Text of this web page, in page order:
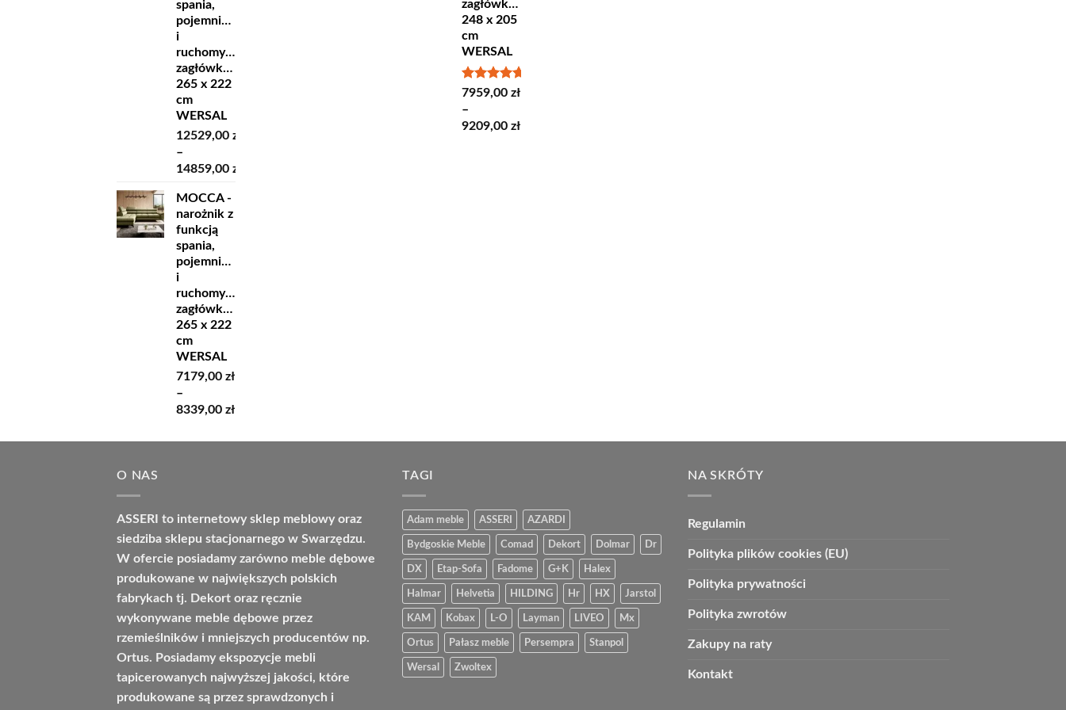
spania,
pojemnikiem
i
ruchomymi
zagłówkami
265 x 222
cm
WERSAL
12529,00 zł
–
14859,00 zł
cen:
od
12529,00 zł
do
14859,00 zł
MOCCA -
narożnik z
funkcją
spania,
pojemnikiem
i
ruchomymi
zagłówkami
265 x 222
cm
WERSAL
7179,00 zł
–
8339,00 złZakres
od
zagłówkami
248 x 205
cm
WERSAL
Oceniono
7959,00 zł
–
9209,00 złZakres
O NAS
ASSERI to internetowy sklep meblowy oraz
siedziba sklepu stacjonarnego w Swarzędzu.
W ofercie posiadamy zarówno meble dębowe
produkowane w największych polskich
fabrykach tj. Dekort oraz ręcznie
wykonywane meble dębowe przez
rzemieślników i mniejszych producentów np.
Ortus. Posiadamy ekspozycje mebli
tapicerowanych najwyższej jakości, które
produkowane są przez sprawdzonych i
TAGI
Adam meble ASSERI AZARDI
Bydgoskie Meble Comad Dekort Dolmar Dr
DX Etap-Sofa Fadome G+K Halex
Halmar Helvetia HILDING Hr HX Jarstol
KAM Kobax L-O Layman LIVEO Mx
Ortus Pałasz meble Persempra Stanpol
Wersal Zwoltex
NA SKRÓTY
Regulamin
Polityka plików cookies (EU)
Polityka prywatności
Polityka zwrotów
Zakupy na raty
Kontakt